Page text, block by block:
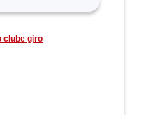
clube giro